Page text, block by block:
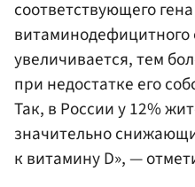
соответствующего
витаминодефицитного
увеличивается, тем
при недостатке его
Так, в России у 12%
значительно
к витамину D», —